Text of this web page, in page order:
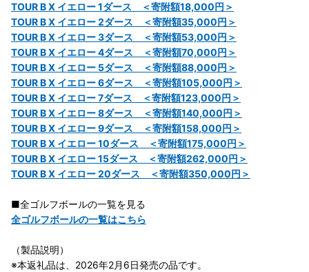
TOUR B X イエロー 1ダース ＜寄附額18,000円＞
TOUR B X イエロー 2ダース ＜寄附額35,000円＞
TOUR B X イエロー 3ダース ＜寄附額53,000円＞
TOUR B X イエロー 4ダース ＜寄附額70,000円＞
TOUR B X イエロー 5ダース ＜寄附額88,000円＞
TOUR B X イエロー 6ダース ＜寄附額105,000円＞
TOUR B X イエロー 7ダース ＜寄附額123,000円＞
TOUR B X イエロー 8ダース ＜寄附額140,000円＞
TOUR B X イエロー 9ダース ＜寄附額158,000円＞
TOUR B X イエロー 10ダース ＜寄附額175,000円＞
TOUR B X イエロー 15ダース ＜寄附額262,000円＞
TOUR B X イエロー 20ダース ＜寄附額350,000円＞
■全ゴルフボールの一覧を見る
全ゴルフボールの一覧はこちら
（製品説明）
※本返礼品は、2026年2月6日発売の品です。